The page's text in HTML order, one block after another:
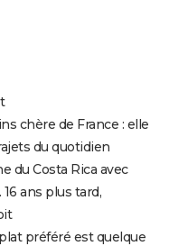
chère de France : elle
du quotidien
du Costa Rica avec
ans plus tard,
préféré est quelque